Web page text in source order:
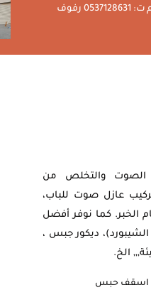
دواليب شاشات الدمام ت: 0537128631 رفوف
الصوت والتخلص من
عازل صوت للباب،
الخبر. كما نوفر أفضل
ديكور جبس ،
الخ.
اسقف حبس